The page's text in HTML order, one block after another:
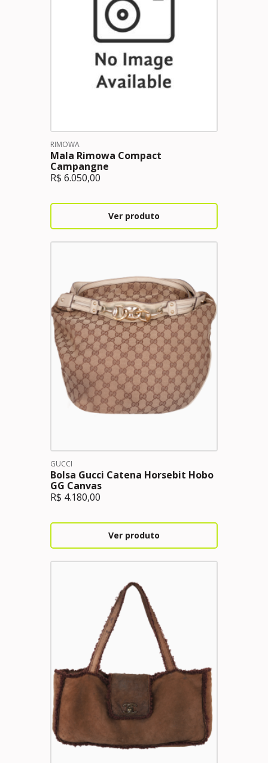
RIMOWA
Mala Rimowa Compact
Campangne
R$ 6.050,00
Ver produto
GUCCI
Bolsa Gucci Catena Horsebit Hobo
GG Canvas
R$ 4.180,00
Ver produto